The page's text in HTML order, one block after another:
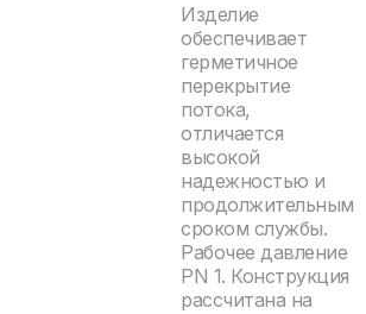
Изделие
обеспечивает
герметичное
перекрытие
потока,
отличается
высокой
надежностью и
продолжительным
сроком службы.
Рабочее давление
PN 1. Конструкция
рассчитана на